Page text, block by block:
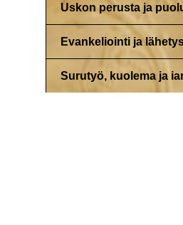
Uskon perusta ja
Evankeliointi ja
Surutyö, kuolema ja